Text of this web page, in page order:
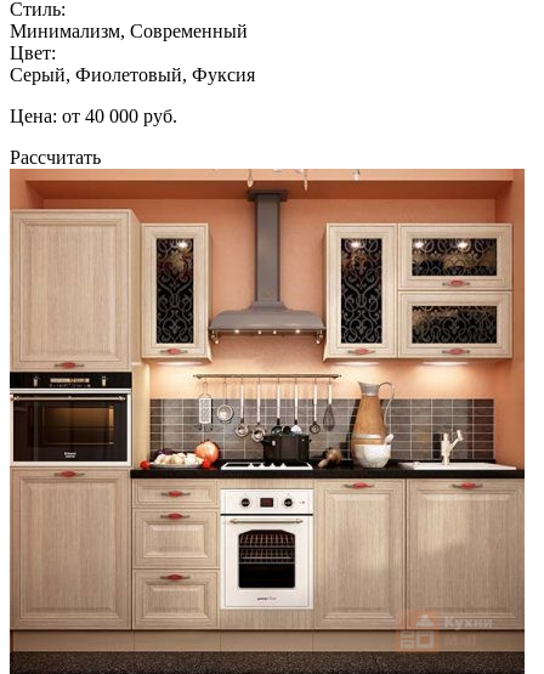
Стиль:
Минимализм, Современный
Цвет:
Серый, Фиолетовый, Фуксия
Цена: от 40 000 руб.
Рассчитать